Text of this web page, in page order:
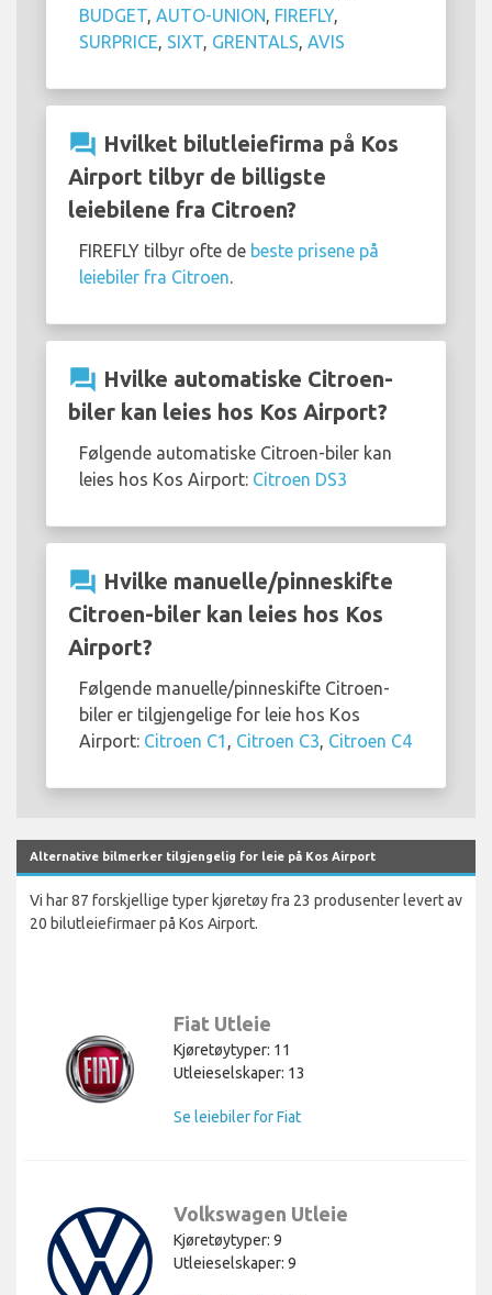
BUDGET AUTO-UNION FIREFLY,
SURPRICE SIXT GRENTALS AVIS
question_answer Hvilket bilutleiefirma på Kos
Airport tilbyr de billigste
leiebilene fra Citroen?
FIREFLY tilbyr ofte de beste prisene på
leiebiler fra Citroen
question_answer Hvilke automatiske Citroen-
biler kan leies hos Kos Airport?
Følgende automatiske Citroen-biler kan
leies hos Kos Airport: Citroen DS3
question_answer Hvilke manuelle/pinneskifte
Citroen-biler kan leies hos Kos
Airport?
Følgende manuelle/pinneskifte Citroen-
biler er tilgjengelige for leie hos Kos
Airport: Citroen C1 Citroen C3 Citroen C4
Alternative bilmerker tilgjengelig for leie på Kos Airport
Vi har 87 forskjellige typer kjøretøy fra 23 produsenter levert av
20 bilutleiefirmaer på Kos Airport.
Fiat Utleie
Kjøretøytyper: 11
Utleieselskaper: 13
Se leiebiler for Fiat
Volkswagen Utleie
Kjøretøytyper: 9
Utleieselskaper: 9